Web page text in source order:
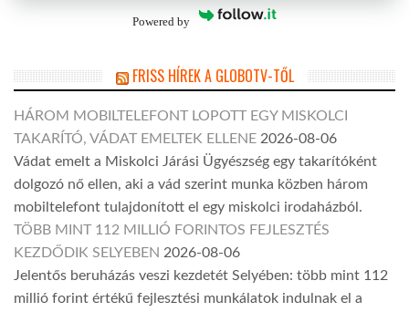
Powered by
FRISS HÍREK A GLOBOTV-TŐL
HÁROM MOBILTELEFONT LOPOTT EGY MISKOLCI
TAKARÍTÓ, VÁDAT EMELTEK ELLENE 2026-08-06
Vádat emelt a Miskolci Járási Ügyészség egy takarítóként
dolgozó nő ellen, aki a vád szerint munka közben három
mobiltelefont tulajdonított el egy miskolci irodaházból.
TÖBB MINT 112 MILLIÓ FORINTOS FEJLESZTÉS
KEZDŐDIK SELYEBEN 2026-08-06
Jelentős beruházás veszi kezdetét Selyében: több mint 112
millió forint értékű fejlesztési munkálatok indulnak el a